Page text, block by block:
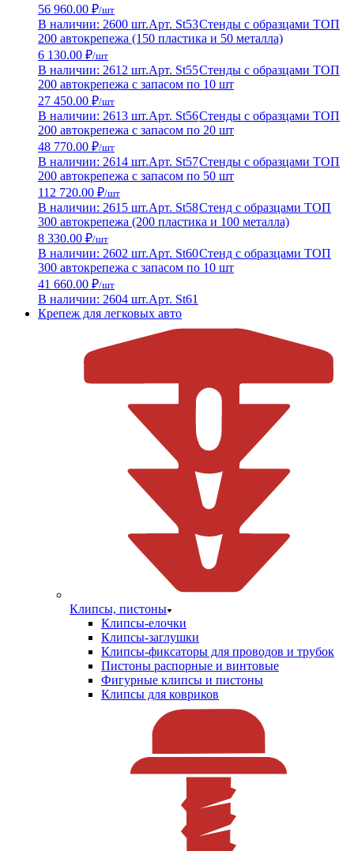
56 960.00 ₽/шт
В наличии: 2600 шт.Арт. St53Стенды с образцами ТОП
200 автокрепежа (150 пластика и 50 металла)
6 130.00 ₽/шт
В наличии: 2612 шт.Арт. St55Стенды с образцами ТОП
200 автокрепежа с запасом по 10 шт
27 450.00 ₽/шт
В наличии: 2613 шт.Арт. St56Стенды с образцами ТОП
200 автокрепежа с запасом по 20 шт
48 770.00 ₽/шт
В наличии: 2614 шт.Арт. St57Стенды с образцами ТОП
200 автокрепежа с запасом по 50 шт
112 720.00 ₽/шт
В наличии: 2615 шт.Арт. St58Стенд с образцами ТОП
300 автокрепежа (200 пластика и 100 металла)
8 330.00 ₽/шт
В наличии: 2602 шт.Арт. St60Стенд с образцами ТОП
300 автокрепежа с запасом по 10 шт
41 660.00 ₽/шт
В наличии: 2604 шт.Арт. St61
Крепеж для легковых авто
Клипсы, пистоны
Клипсы-елочки
Клипсы-заглушки
Клипсы-фиксаторы для проводов и трубок
Пистоны распорные и винтовые
Фигурные клипсы и пистоны
Клипсы для ковриков